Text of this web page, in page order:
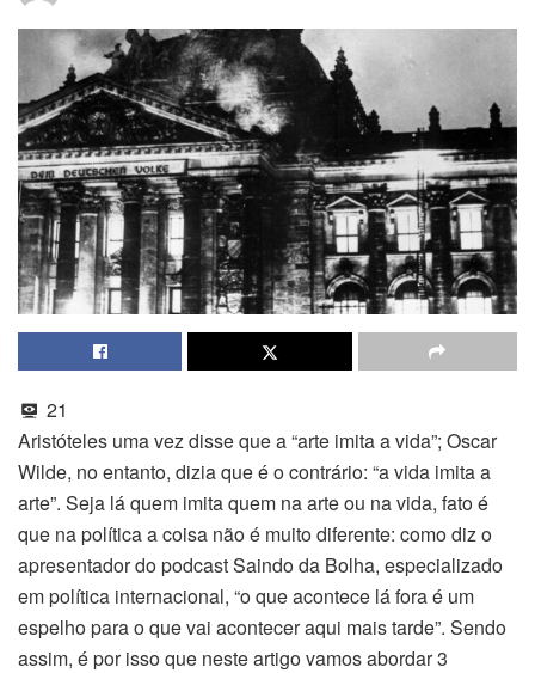
21
Aristóteles uma vez disse que a “arte imita a vida”; Oscar
Wilde, no entanto, dizia que é o contrário: “a vida imita a
arte”. Seja lá quem imita quem na arte ou na vida, fato é
que na política a coisa não é muito diferente: como diz o
apresentador do podcast Saindo da Bolha, especializado
em política internacional, “o que acontece lá fora é um
espelho para o que vai acontecer aqui mais tarde”. Sendo
assim, é por isso que neste artigo vamos abordar 3